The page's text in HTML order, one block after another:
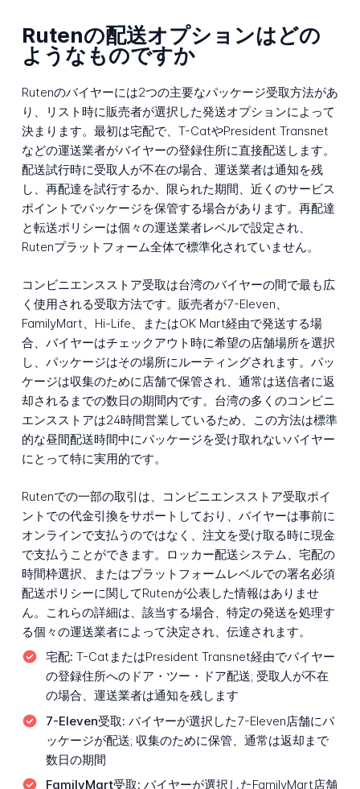
Rutenの配送オプションはどの
ようなものですか
Rutenのバイヤーには2つの主要なパッケージ受取方法があ
り、リスト時に販売者が選択した発送オプションによって
決まります。最初は宅配で、T-CatやPresident Transnet
などの運送業者がバイヤーの登録住所に直接配送します。
配送試行時に受取人が不在の場合、運送業者は通知を残
し、再配達を試行するか、限られた期間、近くのサービス
ポイントでパッケージを保管する場合があります。再配達
と転送ポリシーは個々の運送業者レベルで設定され、
Rutenプラットフォーム全体で標準化されていません。
コンビニエンスストア受取は台湾のバイヤーの間で最も広
く使用される受取方法です。販売者が7-Eleven、
FamilyMart、Hi-Life、またはOK Mart経由で発送する場
合、バイヤーはチェックアウト時に希望の店舗場所を選択
し、パッケージはその場所にルーティングされます。パッ
ケージは収集のために店舗で保管され、通常は送信者に返
却されるまでの数日の期間内です。台湾の多くのコンビニ
エンスストアは24時間営業しているため、この方法は標準
的な昼間配送時間中にパッケージを受け取れないバイヤー
にとって特に実用的です。
Rutenでの一部の取引は、コンビニエンスストア受取ポイ
ントでの代金引換をサポートしており、バイヤーは事前に
オンラインで支払うのではなく、注文を受け取る時に現金
で支払うことができます。ロッカー配送システム、宅配の
時間枠選択、またはプラットフォームレベルでの署名必須
配送ポリシーに関してRutenが公表した情報はありませ
ん。これらの詳細は、該当する場合、特定の発送を処理す
る個々の運送業者によって決定され、伝達されます。
宅配: T-CatまたはPresident Transnet経由でバイヤー
の登録住所へのドア・ツー・ドア配送; 受取人が不在
の場合、運送業者は通知を残します
7-Eleven受取: バイヤーが選択した7-Eleven店舗にパ
ッケージが配送; 収集のために保管、通常は返却まで
数日の期間
FamilyMart受取: バイヤーが選択したFamilyMart店舗